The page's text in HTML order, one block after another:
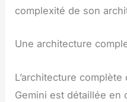
complexité de son
Une architecture
L’architecture
Gemini est détaillée en